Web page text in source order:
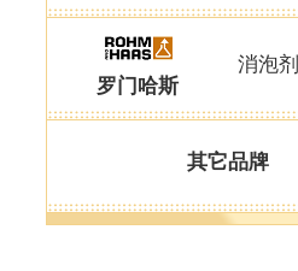
罗门哈斯
消泡剂
其它品牌